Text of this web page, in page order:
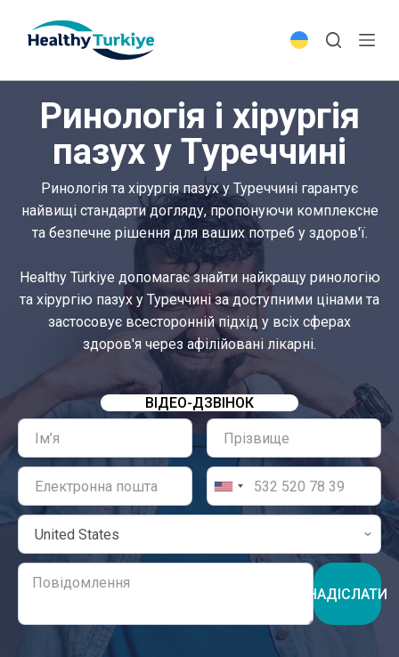
p
t
Ринологія і хірургія
пазух у Туреччині
Ринологія та хірургія пазух у Туреччині гарантує
найвищі стандарти догляду, пропонуючи комплексне
та безпечне рішення для ваших потреб у здоров'ї.
Healthy Türkiye допомагає знайти найкращу ринологію
та хірургію пазух у Туреччині за доступними цінами та
застосовує всесторонній підхід у всіх сферах
здоров'я через афілійовані лікарні.
ВІДЕО-ДЗВІНОК
НАДІСЛАТИ